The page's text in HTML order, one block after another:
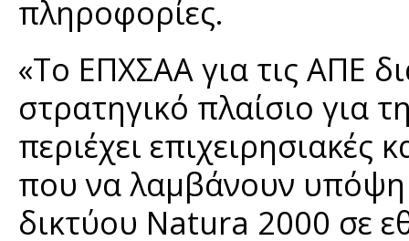
πληροφορίες.
«Το ΕΠΧΣΑΑ για τις ΑΠΕ
στρατηγικό πλαίσιο για
περιέχει επιχειρησιακές
που να λαμβάνουν υπόψη
δικτύου Natura 2000 σε